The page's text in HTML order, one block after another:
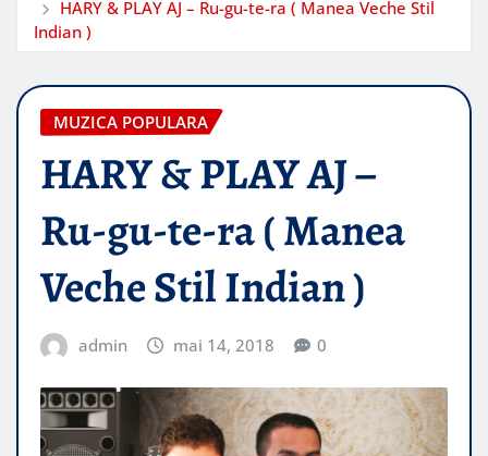
HARY & PLAY AJ – Ru-gu-te-ra ( Manea Veche Stil
Indian )
MUZICA POPULARA
HARY & PLAY AJ –
Ru-gu-te-ra ( Manea
Veche Stil Indian )
admin mai 14, 2018 0